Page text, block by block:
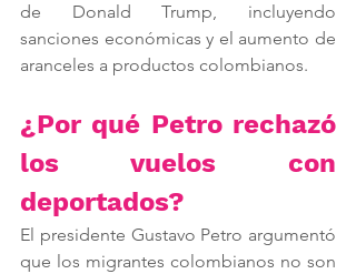
de Donald Trump, incluyendo
sanciones económicas y el aumento de
aranceles a productos colombianos​.
¿Por qué Petro rechazó
los vuelos con
deportados?
El presidente Gustavo Petro argumentó
que los migrantes colombianos no son